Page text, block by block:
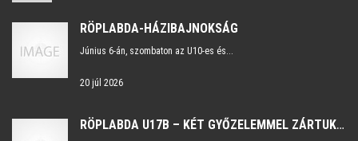
RÖPLABDA-HÁZIBAJNOKSÁG
Június 6-án, szombaton az U10-es és...
20 júl 2026
RÖPLABDA U17B – KÉT GYŐZELEMMEL ZÁRTUK A SZEZONT